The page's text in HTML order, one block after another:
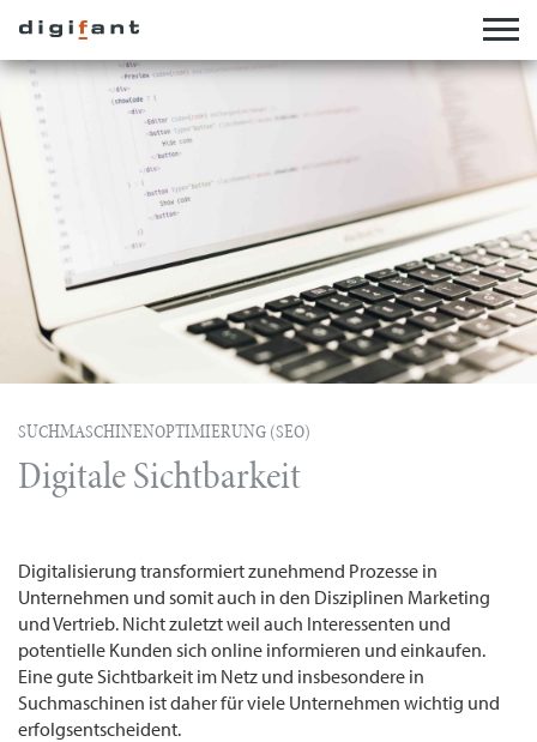
SUCHMASCHINENOPTIMIERUNG (SEO)
Digitale Sichtbarkeit
Digitalisierung transformiert zunehmend Prozesse in
Unternehmen und somit auch in den Disziplinen Marketing
und Vertrieb. Nicht zuletzt weil auch Interessenten und
potentielle Kunden sich online informieren und einkaufen.
Eine gute Sichtbarkeit im Netz und insbesondere in
Suchmaschinen ist daher für viele Unternehmen wichtig und
erfolgsentscheident.